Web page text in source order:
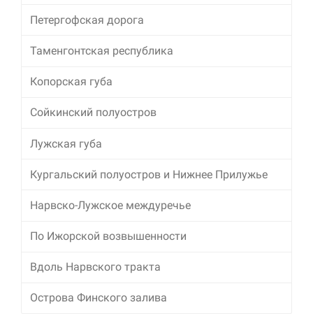
Петергофская дорога
Таменгонтская республика
Копорская губа
Сойкинский полуостров
Лужская губа
Кургальский полуостров и Нижнее Прилужье
Нарвско-Лужское междуречье
По Ижорской возвышенности
Вдоль Нарвского тракта
Острова Финского залива